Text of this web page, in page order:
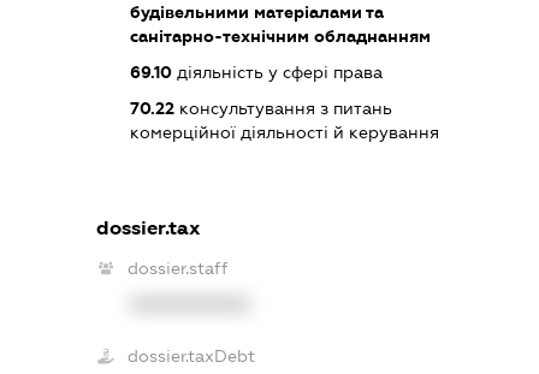
будівельними матеріалами та
санітарно-технічним обладнанням
69.10діяльність у сфері права
70.22консультування з питань
комерційної діяльності й керування
dossier.tax
dossier.staff
dossier.taxDebt